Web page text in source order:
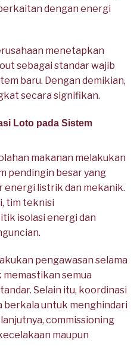
dengan energi
menetapkan
sebagai standar wajib
baru. Dengan demikian,
secara signifikan.
Loto pada Sistem
makanan melakukan
pendingin besar yang
energi listrik dan mekanik.
tim teknisi
isolasi energi dan
pengawasan selama
semua
Selain itu, koordinasi
berkala untuk menghindari
commissioning
maupun